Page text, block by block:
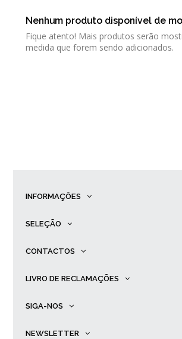
Nenhum produto disponível de
Fique atento! Mais produtos serão
medida que forem sendo adicionados.
INFORMAÇÕES
SELEÇÃO
CONTACTOS
LIVRO DE RECLAMAÇÕES
SIGA-NOS
NEWSLETTER